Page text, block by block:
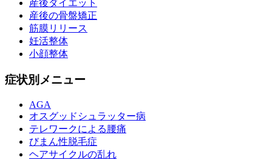
産後ダイエット
産後の骨盤矯正
筋膜リリース
妊活整体
小顔整体
症状別メニュー
AGA
オスグッドシュラッター病
テレワークによる腰痛
びまん性脱毛症
ヘアサイクルの乱れ